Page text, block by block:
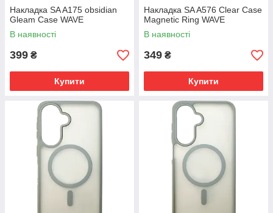
Накладка SA A175 obsidian
Gleam Case WAVE
В наявності
399 ₴
Купити
Накладка SA A576 Clear Case
Magnetic Ring WAVE
В наявності
349 ₴
Купити